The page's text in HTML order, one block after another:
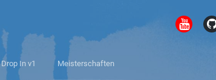
Drop In v1 Meisterschaften